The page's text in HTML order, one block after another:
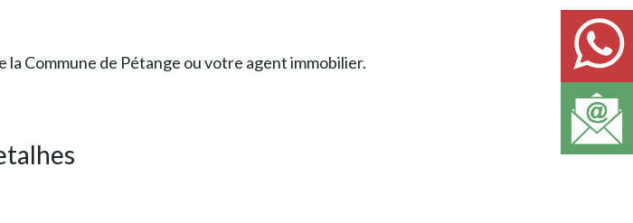
Commune de Pétange ou votre agent immobilier.